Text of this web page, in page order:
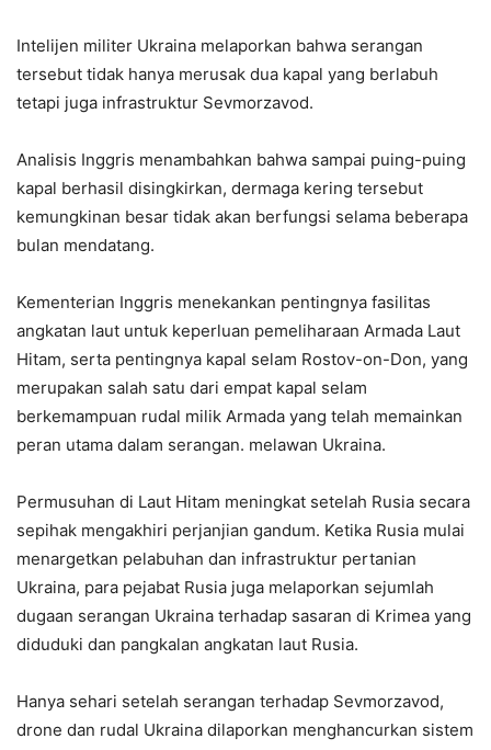
Intelijen militer Ukraina melaporkan bahwa serangan
tersebut tidak hanya merusak dua kapal yang berlabuh
tetapi juga infrastruktur Sevmorzavod.
Analisis Inggris menambahkan bahwa sampai puing-puing
kapal berhasil disingkirkan, dermaga kering tersebut
kemungkinan besar tidak akan berfungsi selama beberapa
bulan mendatang.
Kementerian Inggris menekankan pentingnya fasilitas
angkatan laut untuk keperluan pemeliharaan Armada Laut
Hitam, serta pentingnya kapal selam Rostov-on-Don, yang
merupakan salah satu dari empat kapal selam
berkemampuan rudal milik Armada yang telah memainkan
peran utama dalam serangan. melawan Ukraina.
Permusuhan di Laut Hitam meningkat setelah Rusia secara
sepihak mengakhiri perjanjian gandum. Ketika Rusia mulai
menargetkan pelabuhan dan infrastruktur pertanian
Ukraina, para pejabat Rusia juga melaporkan sejumlah
dugaan serangan Ukraina terhadap sasaran di Krimea yang
diduduki dan pangkalan angkatan laut Rusia.
Hanya sehari setelah serangan terhadap Sevmorzavod,
drone dan rudal Ukraina dilaporkan menghancurkan sistem